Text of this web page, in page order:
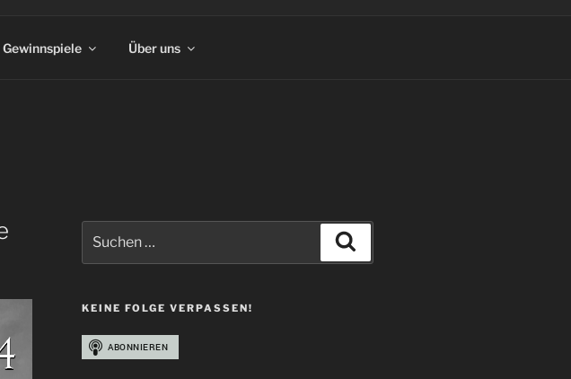
Gewinnspiele Über uns
nach:
KEINE FOLGE VERPASSEN!